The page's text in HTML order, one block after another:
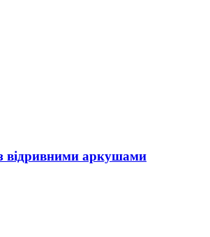
відривними аркушами